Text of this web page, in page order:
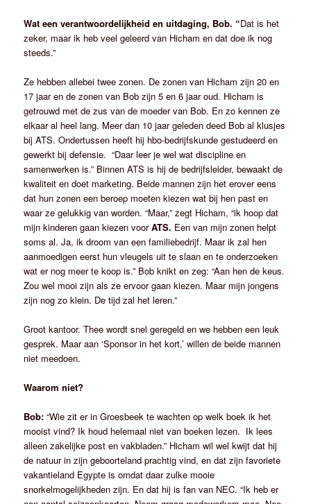
Wat een verantwoordelijkheid en uitdaging, Bob. “Dat is het
zeker, maar ik heb veel geleerd van Hicham en dat doe ik nog
steeds.”
Ze hebben allebei twee zonen. De zonen van Hicham zijn 20 en
17 jaar en de zonen van Bob zijn 5 en 6 jaar oud. Hicham is
getrouwd met de zus van de moeder van Bob. En zo kennen ze
elkaar al heel lang. Meer dan 10 jaar geleden deed Bob al klusjes
bij ATS. Ondertussen heeft hij hbo-bedrijfskunde gestudeerd en
gewerkt bij defensie. “Daar leer je wel wat discipline en
samenwerken is.” Binnen ATS is hij de bedrijfsleider, bewaakt de
kwaliteit en doet marketing. Beide mannen zijn het erover eens
dat hun zonen een beroep moeten kiezen wat bij hen past en
waar ze gelukkig van worden. “Maar,” zegt Hicham, “ik hoop dat
mijn kinderen gaan kiezen voorATS. Een van mijn zonen helpt
soms al. Ja, ik droom van een familiebedrijf. Maar ik zal hen
aanmoedigen eerst hun vleugels uit te slaan en te onderzoeken
wat er nog meer te koop is.” Bob knikt en zeg: “Aan hen de keus.
Zou wel mooi zijn als ze ervoor gaan kiezen. Maar mijn jongens
zijn nog zo klein. De tijd zal het leren.”
Groot kantoor. Thee wordt snel geregeld en we hebben een leuk
gesprek. Maar aan ‘Sponsor in het kort,’ willen de beide mannen
niet meedoen.
Waarom niet?
Bob:“Wie zit er in Groesbeek te wachten op welk boek ik het
mooist vind? Ik houd helemaal niet van boeken lezen. Ik lees
alleen zakelijke post en vakbladen.” Hicham wil wel kwijt dat hij
de natuur in zijn geboorteland prachtig vind, en dat zijn favoriete
vakantieland Egypte is omdat daar zulke mooie
snorkelmogelijkheden zijn. En dat hij is fan van NEC. “Ik heb er